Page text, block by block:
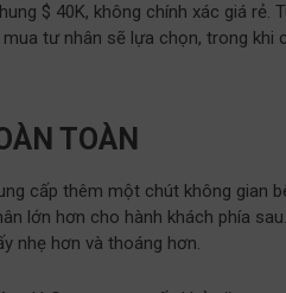
$ 40K, không chính xác giá
tư nhân sẽ lựa chọn, trong khi
TOÀN
cấp thêm một chút không gian
lớn hơn cho hành khách phía
nhẹ hơn và thoáng hơn.